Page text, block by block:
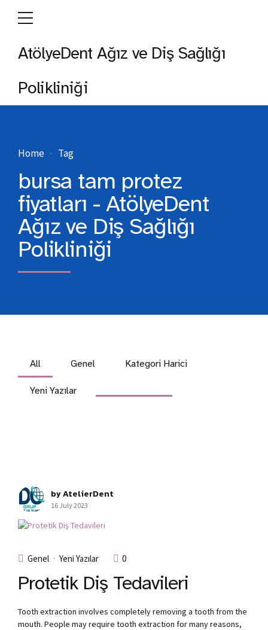
AtölyeDent Ağız ve Diş Sağlığı
Polikliniği
Home Tag
bursa tam protez
fiyatları - AtölyeDent
Ağız ve Diş Sağlığı
Polikliniği
All Genel Kategori Harici
Yeni Yazılar
by AtelierDent
16 July 2023
Genel Yeni Yazılar 0
Protetik Diş Tedavileri
Tooth extraction involves completely removing a tooth from the
mouth. People may require tooth extraction for many reasons,